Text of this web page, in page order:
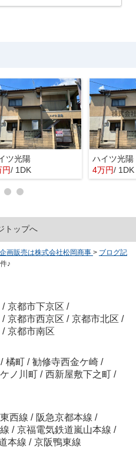
ツ光陽
円/ 1DK
ハイツ光陽
4万円/ 1DK
トップへ
画販売は株式会社松岡商事 > ブログ記
♪
/ 京都市下京区 /
/ 京都市西京区 / 京都市北区 /
/ 京都市南区
/ 橘町 / 勧修寺西金ケ崎 /
ノ川町 / 西新屋敷下之町 /
西線 / 阪急京都本線 /
/ 京福電気鉄道嵐山本線 /
本線 / 京阪鴨東線